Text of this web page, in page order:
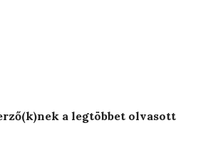
a legtöbbet olvasott